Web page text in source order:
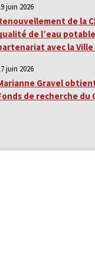
juin 2026
de la
de l’eau
avec la Ville
juin 2026
Gravel
de recherche du